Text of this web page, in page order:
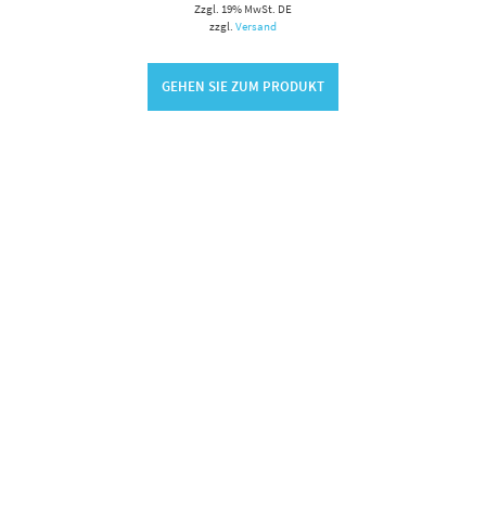
Zzgl. 19% MwSt. DE
zzgl.Versand
GEHEN SIE ZUM PRODUKT